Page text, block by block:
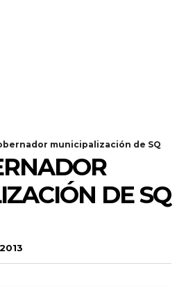
municipalización de SQ
DE SQ